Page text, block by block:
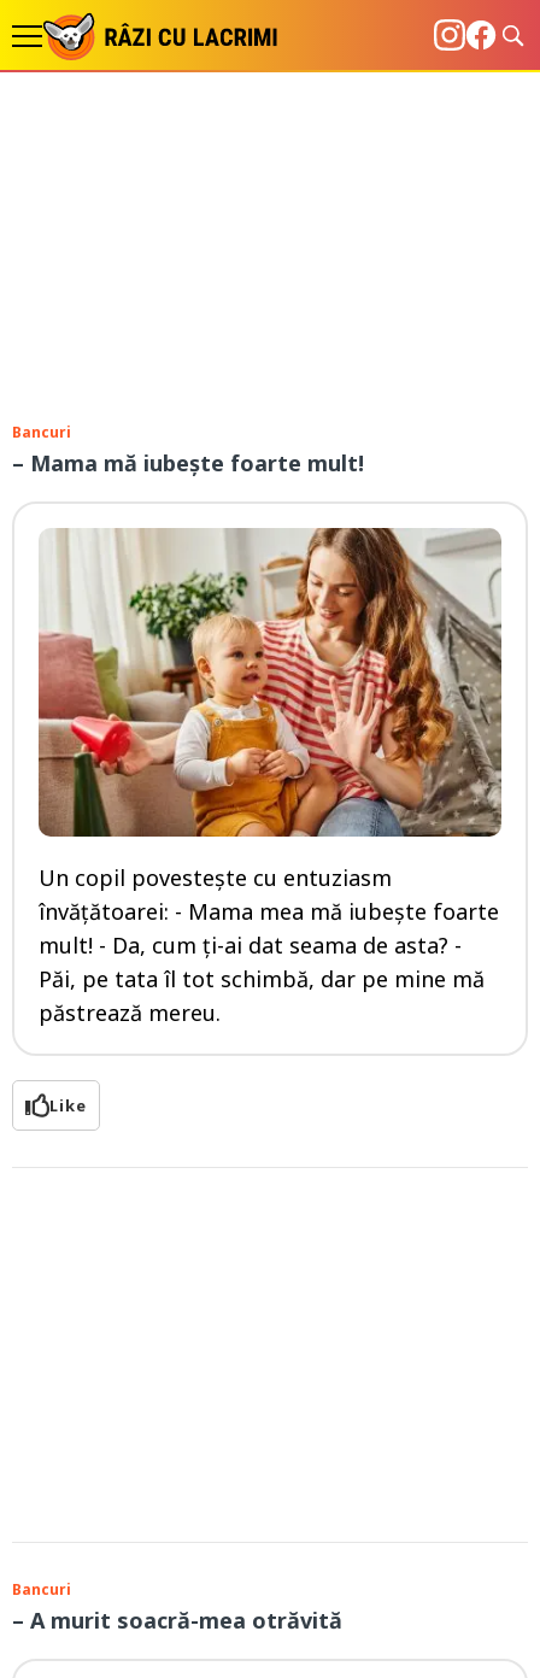
Bancuri
– Mama mă iubește foarte mult!
Un copil povestește cu entuziasm
învățătoarei: - Mama mea mă iubește foarte
mult! - Da, cum ți-ai dat seama de asta? -
Păi, pe tata îl tot schimbă, dar pe mine mă
păstrează mereu.
Like
Bancuri
– A murit soacră-mea otrăvită